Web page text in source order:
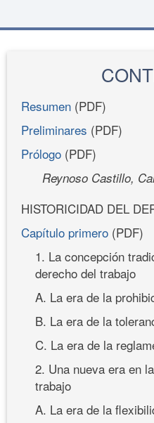
Resumen (PDF)
Preliminares (PDF)
Prólogo (PDF)
Reynoso Castillo,
HISTORICIDAD DEL
Capítulo primero (PDF)
1. La concepción
derecho del trabajo
A. La era de la
B. La era de la
C. La era de la
2. Una nueva era en
trabajo
A. La era de la